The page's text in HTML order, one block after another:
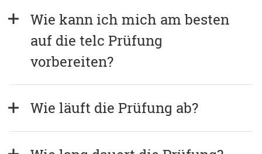
Wie kann ich mich am besten
auf die telc Prüfung
vorbereiten?
Wie läuft die Prüfung ab?